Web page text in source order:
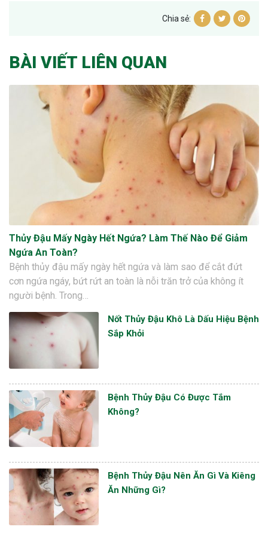
Chia sẻ:
BÀI VIẾT LIÊN QUAN
Thủy Đậu Mấy Ngày Hết Ngứa? Làm Thế Nào Để Giảm
Ngứa An Toàn?
Bệnh thủy đậu mấy ngày hết ngứa và làm sao để cắt đứt
cơn ngứa ngáy, bứt rứt an toàn là nỗi trăn trở của không ít
người bệnh. Trong…
Nốt Thủy Đậu Khô Là Dấu Hiệu Bệnh
Sắp Khỏi
Bệnh Thủy Đậu Có Được Tắm
Không?
Bệnh Thủy Đậu Nên Ăn Gì Và Kiêng
Ăn Những Gì?